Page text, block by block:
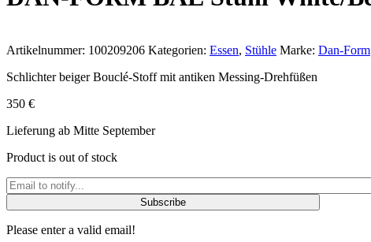
Artikelnummer: 100209206 Kategorien: Essen, Stühle Marke: Dan-Form
Schlichter beiger Bouclé-Stoff mit antiken Messing-Drehfüßen
350 €
Lieferung ab Mitte September
Product is out of stock
Subscribe
Please enter a valid email!